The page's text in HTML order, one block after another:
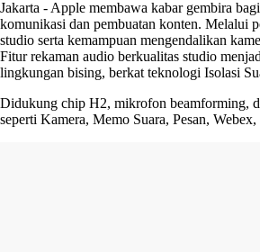
Jakarta - Apple membawa kabar gembira
komunikasi dan pembuatan konten. Melalui
studio serta kemampuan mengendalikan
Fitur rekaman audio berkualitas studio
lingkungan bising, berkat teknologi Isolasi
Didukung chip H2, mikrofon beamforming,
seperti Kamera, Memo Suara, Pesan,